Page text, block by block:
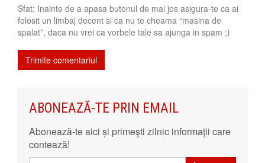
Sfat: Inainte de a apasa butonul de mai jos asigura-te ca ai
folosit un limbaj decent si ca nu te cheama “masina de
spalat”, daca nu vrei ca vorbele tale sa ajunga in spam ;)
ABONEAZĂ-TE PRIN EMAIL
Abonează-te aici și primeşti zilnic informaţii care
contează!